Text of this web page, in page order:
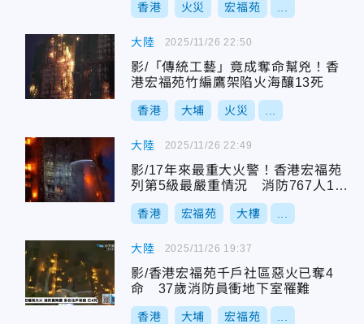
香港 火災 宏福苑
大陸
影/「傳統工藝」竟成奪命幫兇！香
港宏福苑竹編鷹架陷火海釀13死
香港 大埔 火災
2025/11/26 22:50
大陸
影/17年來最重大火警！香港宏福苑
列第5級最嚴重情況 消防767人128
車救援
香港 宏福苑 大樓
2025/11/26 22:49
大陸
影/香港宏福苑千戶社區惡火已奪4
命 37歲消防員衝地下室罹難
香港 大埔 宏福苑
2025/11/26 19:37